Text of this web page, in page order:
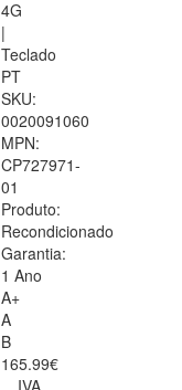
4G
|
Teclado
PT
SKU:
0020091060
MPN:
CP727971-
01
Produto:
Recondicionado
Garantia:
1 Ano
A+
A
B
165.99€